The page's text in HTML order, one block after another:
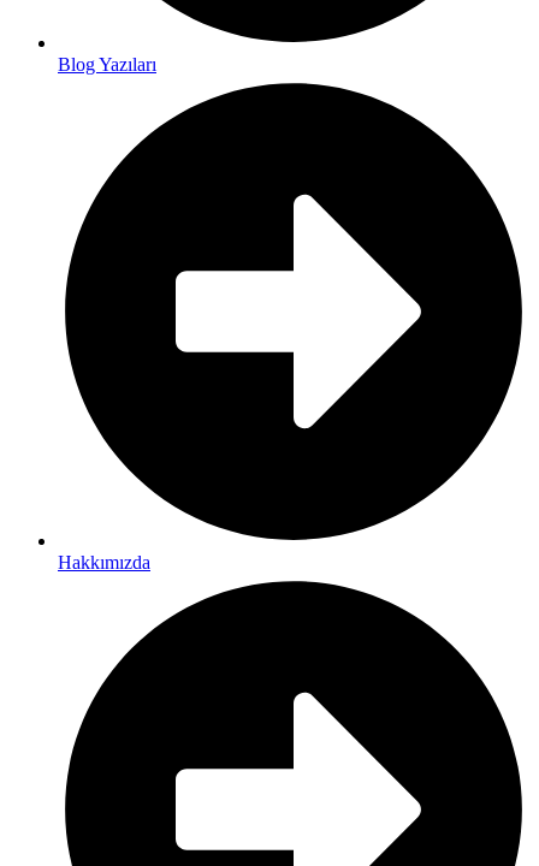
Blog Yazıları
Hakkımızda